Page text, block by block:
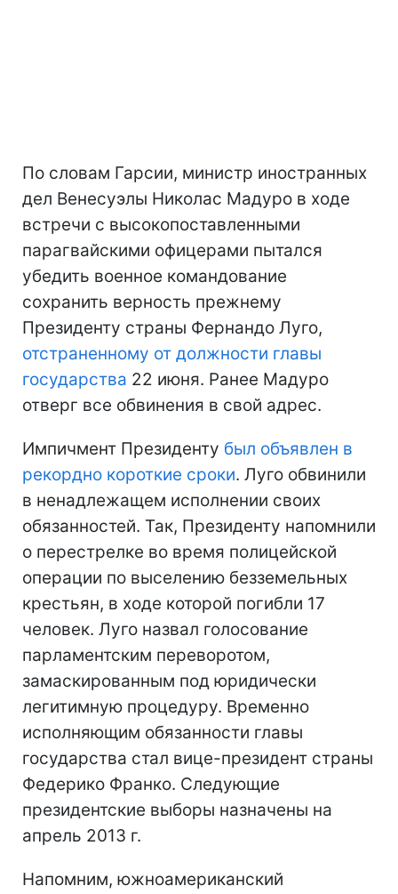
По словам Гарсии, министр иностранных
дел Венесуэлы Николас Мадуро в ходе
встречи с высокопоставленными
парагвайскими офицерами пытался
убедить военное командование
сохранить верность прежнему
Президенту страны Фернандо Луго,
отстраненному от должности главы
государства 22 июня. Ранее Мадуро
отверг все обвинения в свой адрес.
Импичмент Президенту был объявлен в
рекордно короткие сроки. Луго обвинили
в ненадлежащем исполнении своих
обязанностей. Так, Президенту напомнили
о перестрелке во время полицейской
операции по выселению безземельных
крестьян, в ходе которой погибли 17
человек. Луго назвал голосование
парламентским переворотом,
замаскированным под юридически
легитимную процедуру. Временно
исполняющим обязанности главы
государства стал вице-президент страны
Федерико Франко. Следующие
президентские выборы назначены на
апрель 2013 г.
Напомним, южноамериканский